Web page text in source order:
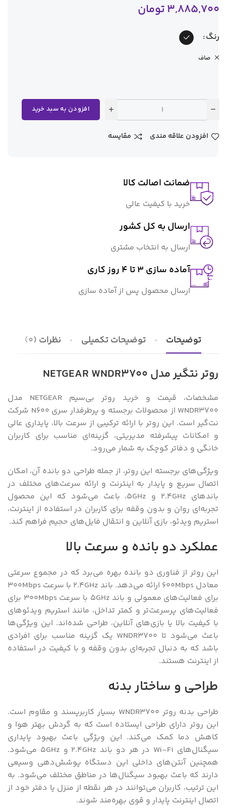
3,885,700تومان
رنگ
صاف
افزودن به سبد خرید
افزودن علاقه مندی مقایسه
ضمانت اصالت کالا
خرید با کیفیت عالی
ارسال به کل کشور
ارسال به انتخاب مشتری
آماده سازی ۳ تا ۴ روز کاری
ارسال محصول پس از آماده سازی
توضیحات توضیحات تکمیلی نظرات (0)
روتر نتگیر مدل NETGEAR WNDR3700
مشخصات، قیمت و خرید روتر بی‌سیم NETGEAR مدل
WNDR3700 از محصولات برجسته و پرطرفدار سری N600 شرکت
نت‌گیر است. این روتر با ارائه ترکیبی از سرعت بالا، پایداری عالی
و امکانات پیشرفته مدیریتی، گزینه‌ای مناسب برای کاربران
خانگی و دفاتر کوچک به شمار می‌رود.
ویژگی‌های برجسته این روتر، از جمله طراحی دو بانده آن، امکان
اتصال سریع و پایدار به اینترنت و ارائه سرعت‌های مختلف در
باندهای 2.4GHz و 5GHz، باعث می‌شود که این محصول
تجربه‌ای روان و بدون وقفه برای کاربران در استفاده از اینترنت،
استریم ویدئو، بازی آنلاین و انتقال فایل‌های حجیم فراهم کند.
عملکرد دو بانده و سرعت بالا
این روتر از فناوری دو بانده بهره می‌برد که در مجموع سرعتی
معادل 600Mbps ارائه می‌دهد. باند 2.4GHz با سرعت 300Mbps
برای فعالیت‌های معمولی و باند 5GHz با سرعت 300Mbps برای
فعالیت‌های پرسرعت‌تر و کمتر تداخل، مانند استریم ویدئوهای
با کیفیت بالا یا بازی‌های آنلاین، طراحی شده‌اند. این ویژگی‌ها
باعث می‌شود تا WNDR3700 یک گزینه مناسب برای افرادی
باشد که به دنبال تجربه‌ای بدون وقفه و با کیفیت در استفاده
از اینترنت هستند.
طراحی و ساختار بدنه
طراحی بدنه روتر WNDR3700 بسیار کاربرپسند و مقاوم است.
این روتر دارای طراحی ایستاده است که به گردش بهتر هوا و
کاهش دما کمک می‌کند. این ویژگی باعث بهبود پایداری
سیگنال‌های Wi-Fi در هر دو باند 2.4GHz و 5GHz می‌شود.
همچنین آنتن‌های داخلی این دستگاه پوشش‌دهی وسیعی
دارند که باعث بهبود سیگنال‌ها در مناطق مختلف می‌شود. به
این ترتیب، کاربران می‌توانند در هر نقطه از منزل یا دفتر خود از
اتصال اینترنت پایدار و قوی بهره‌مند شوند.